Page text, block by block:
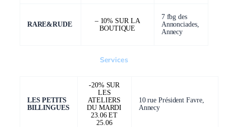
RARE&RUDE
– 10% SUR LA
BOUTIQUE
7 fbg des
Annonciades,
Annecy
Services
LES PETITS
BILLINGUES
-20% SUR
LES
ATELIERS
DU MARDI
23.06 ET
25.06
10 rue Président Favre,
Annecy